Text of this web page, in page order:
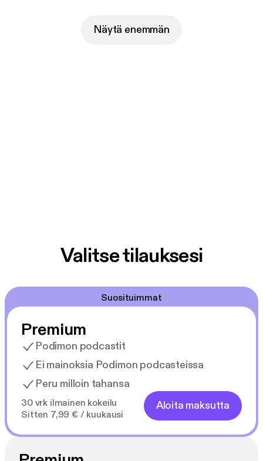
Näytä enemmän
Valitse tilauksesi
Suosituimmat
Premium
Podimon podcastit
Ei mainoksia Podimon podcasteissa
Peru milloin tahansa
30 vrk ilmainen kokeilu
Sitten 7,99 € / kuukausi
Aloita maksutta